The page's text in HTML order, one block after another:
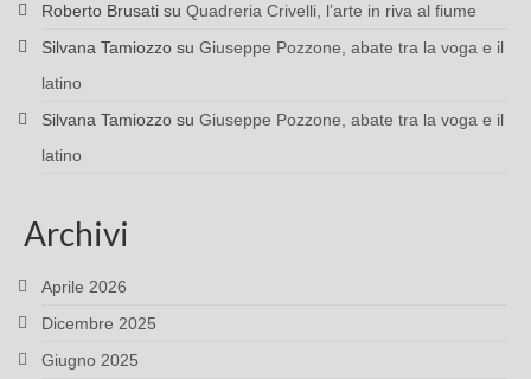
Roberto Brusati su Quadreria Crivelli, l’arte in riva al fiume
Silvana Tamiozzo su Giuseppe Pozzone, abate tra la voga e il
latino
Silvana Tamiozzo su Giuseppe Pozzone, abate tra la voga e il
latino
Archivi
Aprile 2026
Dicembre 2025
Giugno 2025